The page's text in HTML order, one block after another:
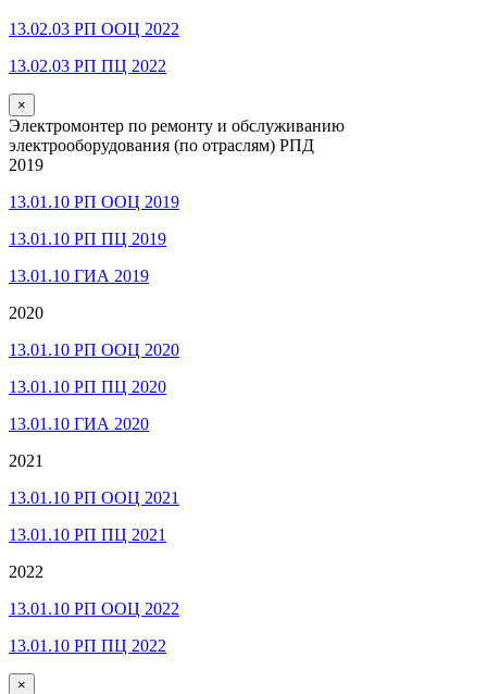
13.02.03 РП ООЦ 2022
13.02.03 РП ПЦ 2022
×
Электромонтер по ремонту и обслуживанию
электрооборудования (по отраслям) РПД
2019
13.01.10 РП ООЦ 2019
13.01.10 РП ПЦ 2019
13.01.10 ГИА 2019
2020
13.01.10 РП ООЦ 2020
13.01.10 РП ПЦ 2020
13.01.10 ГИА 2020
2021
13.01.10 РП ООЦ 2021
13.01.10 РП ПЦ 2021
2022
13.01.10 РП ООЦ 2022
13.01.10 РП ПЦ 2022
×